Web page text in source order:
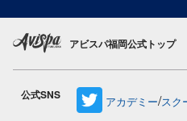
アビスパ福岡公式トップ
公式SNS アカデミー/スク